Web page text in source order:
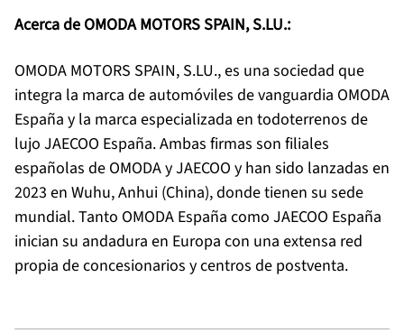
Acerca de OMODA MOTORS SPAIN, S.LU.:
OMODA MOTORS SPAIN, S.LU., es una sociedad que
integra la marca de automóviles de vanguardia OMODA
España y la marca especializada en todoterrenos de
lujo JAECOO España. Ambas firmas son filiales
españolas de OMODA y JAECOO y han sido lanzadas en
2023 en Wuhu, Anhui (China), donde tienen su sede
mundial. Tanto OMODA España como JAECOO España
inician su andadura en Europa con una extensa red
propia de concesionarios y centros de postventa.